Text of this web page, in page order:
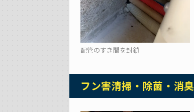
配管のすき間を封鎖
フン害清掃・除菌・消臭